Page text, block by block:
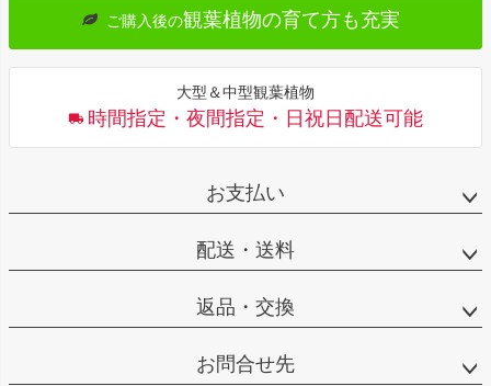
ご購入後の観葉植物の育て方も充実
大型＆中型観葉植物
時間指定・夜間指定・日祝日配送可能
お支払い
配送・送料
返品・交換
お問合せ先